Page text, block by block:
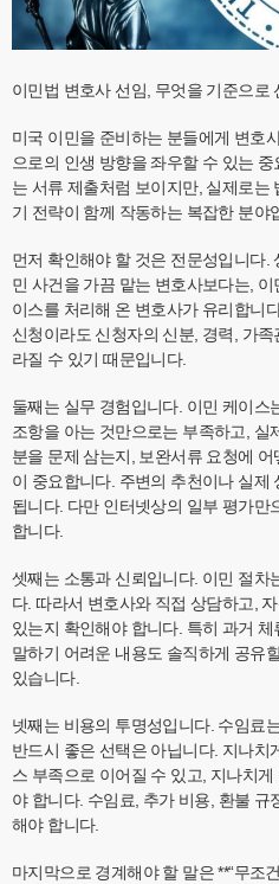
이민법 변호사 선임, 무엇을 기준으로
미국 이민을 준비하는 분들에게 변호
으로의 인생 방향을 좌우할 수 있는
는 서류 제출처럼 보이지만, 실제로는
기 전략이 함께 작동하는 복잡한 분야
먼저 확인해야 할 것은 전문성입니다.
민 사건을 가끔 맡는 변호사보다는,
이스를 처리해 온 변호사가 유리합니
신청이라도 신청자의 신분, 경력, 가
라질 수 있기 때문입니다.
둘째는 실무 경험입니다. 이민 케이스
조항을 아는 것만으로는 부족하고, 실
분을 문제 삼는지, 보완서류 요청에
이 중요합니다. 주변의 추천이나 실제
됩니다. 다만 인터넷상의 일부 평가만
합니다.
셋째는 소통과 신뢰입니다. 이민 절차
다. 따라서 변호사와 직접 상담하고,
있는지 확인해야 합니다. 특히 과거
말하기 어려운 내용도 솔직하게 공유
있습니다.
넷째는 비용의 투명성입니다. 수임료
반드시 좋은 선택은 아닙니다. 지나치
스 부족으로 이어질 수 있고, 지나치
야 합니다. 수임료, 추가 비용, 환불 규
해야 합니다.
마지막으로 경계해야 할 말은 **“무조